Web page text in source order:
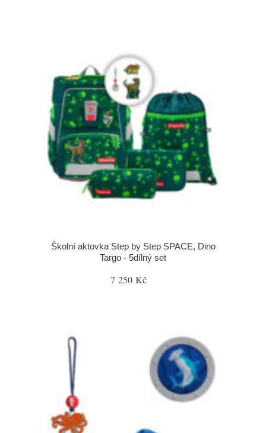
Školní aktovka Step by Step SPACE, Dino
Targo - 5dílný set
7 250 Kč